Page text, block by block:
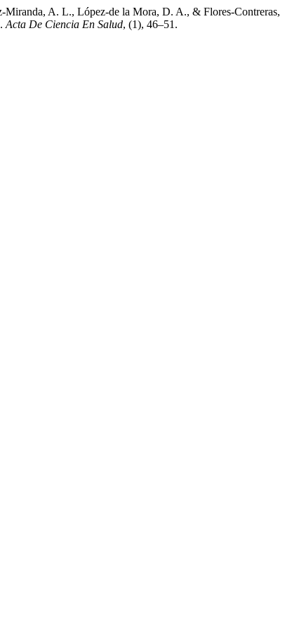
Miranda, A. L., López-de la Mora, D. A., & Flores-Contreras,
Acta De Ciencia En Salud, (1), 46–51.